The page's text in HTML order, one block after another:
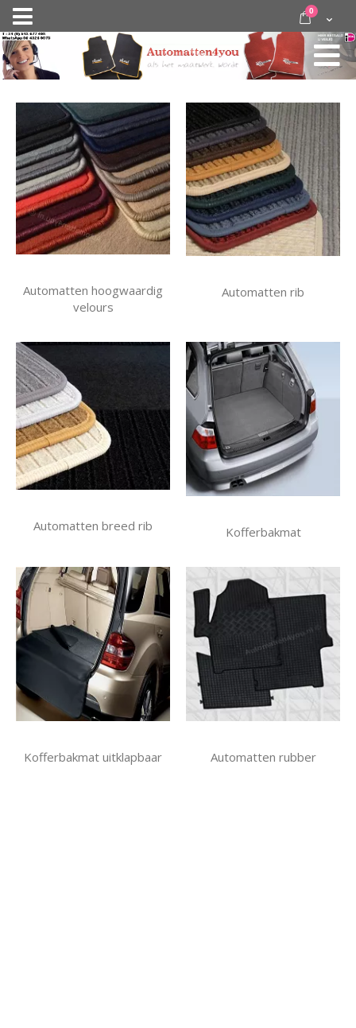
Nav
activeren
door
inhoud
Cart
0 items
Automatten hoogwaardig
velours
Automatten rib
Automatten breed rib Kofferbakmat
Kofferbakmat uitklapbaar Automatten rubber